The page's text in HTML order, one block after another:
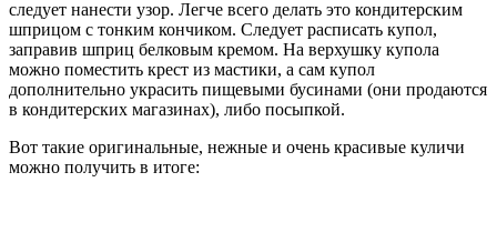
следует нанести узор. Легче всего делать это кондитерским
шприцом с тонким кончиком. Следует расписать купол,
заправив шприц белковым кремом. На верхушку купола
можно поместить крест из мастики, а сам купол
дополнительно украсить пищевыми бусинами (они продаются
в кондитерских магазинах), либо посыпкой.
Вот такие оригинальные, нежные и очень красивые куличи
можно получить в итоге: